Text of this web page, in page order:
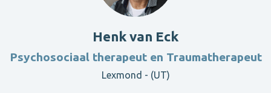
Henk van Eck
Psychosociaal therapeut en Traumatherapeut
Lexmond - (UT)